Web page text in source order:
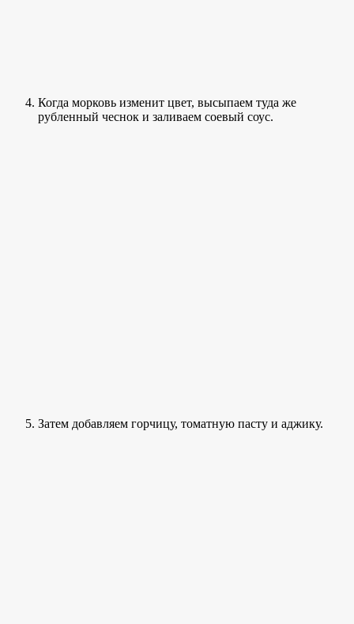
Когда морковь изменит цвет, высыпаем туда же
рубленный чеснок и заливаем соевый соус.
Затем добавляем горчицу, томатную пасту и аджику.